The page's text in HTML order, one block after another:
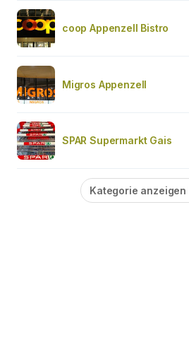
coop Appenzell Bistro
Migros Appenzell
SPAR Supermarkt Gais
Kategorie anzeigen